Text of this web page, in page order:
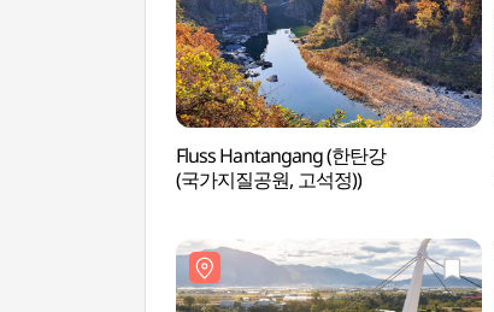
Fluss Hantangang (한탄강
(국가지질공원, 고석정))